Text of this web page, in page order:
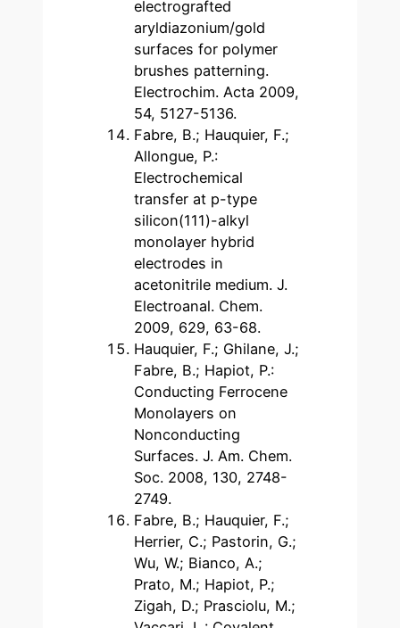
electrografted
aryldiazonium/gold
surfaces for polymer
brushes patterning.
Electrochim. Acta 2009,
54, 5127-5136.
Fabre, B.; Hauquier, F.;
Allongue, P.:
Electrochemical
transfer at p-type
silicon(111)-alkyl
monolayer hybrid
electrodes in
acetonitrile medium. J.
Electroanal. Chem.
2009, 629, 63-68.
Hauquier, F.; Ghilane, J.;
Fabre, B.; Hapiot, P.:
Conducting Ferrocene
Monolayers on
Nonconducting
Surfaces. J. Am. Chem.
Soc. 2008, 130, 2748-
2749.
Fabre, B.; Hauquier, F.;
Herrier, C.; Pastorin, G.;
Wu, W.; Bianco, A.;
Prato, M.; Hapiot, P.;
Zigah, D.; Prasciolu, M.;